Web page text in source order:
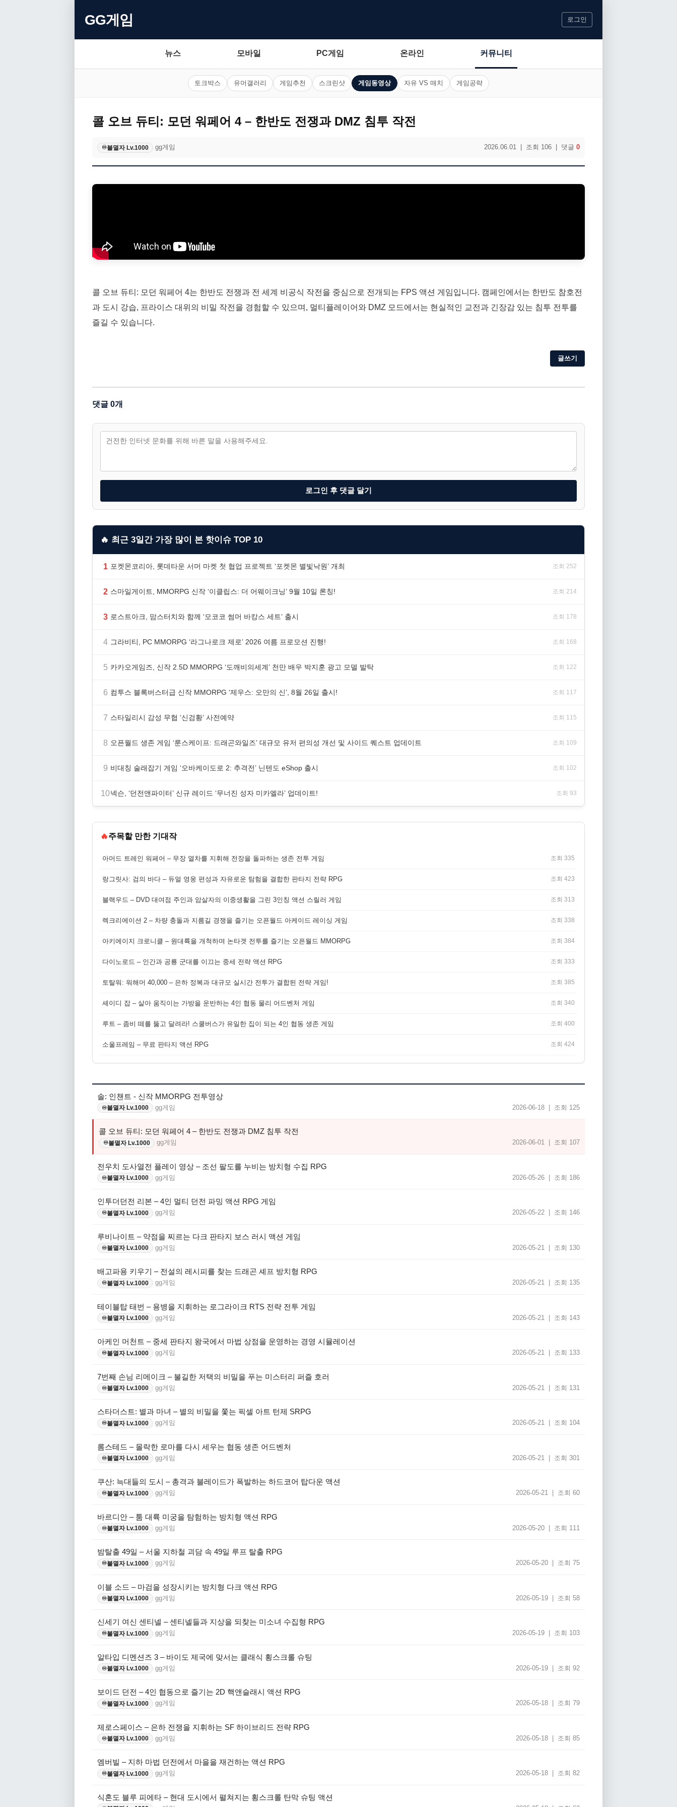
GG게임 로그인
뉴스 모바일 PC게임 온라인 커뮤니티
토크박스 유머갤러리 게임추천 스크린샷 게임동영상 자유 VS 매치 게임공략
콜 오브 듀티: 모던 워페어 4 – 한반도 전쟁과 DMZ 침투 작전
♾️불멸자 Lv.1000 gg게임 2026.06.01 | 조회 106 | 댓글 0
콜 오브 듀티: 모던 워페어 4는 한반도 전쟁과 전 세계 비공식 작전을 중심으로 전개되는 FPS 액션 게임입니다. 캠페인에서는 한반도 참호전
과 도시 강습, 프라이스 대위의 비밀 작전을 경험할 수 있으며, 멀티플레이어와 DMZ 모드에서는 현실적인 교전과 긴장감 있는 침투 전투를
즐길 수 있습니다.
글쓰기
댓글 0개
로그인 후 댓글 달기
🔥 최근 3일간 가장 많이 본 핫이슈 TOP 10
1 포켓몬코리아, 롯데타운 서머 마켓 첫 협업 프로젝트 ‘포켓몬 별빛낙원’ 개최 조회 252
2 스마일게이트, MMORPG 신작 ‘이클립스: 더 어웨이크닝’ 9월 10일 론칭! 조회 214
3 로스트아크, 맘스터치와 함께 ‘모코코 썸머 바캉스 세트’ 출시 조회 178
4 그라비티, PC MMORPG ‘라그나로크 제로’ 2026 여름 프로모션 진행! 조회 168
5 카카오게임즈, 신작 2.5D MMORPG ‘도깨비의세계’ 천만 배우 박지훈 광고 모델 발탁 조회 122
6 컴투스 블록버스터급 신작 MMORPG ‘제우스: 오만의 신’, 8월 26일 출시! 조회 117
7 스타일리시 감성 무협 ‘신검황’ 사전예약 조회 115
8 오픈월드 생존 게임 ‘룬스케이프: 드래곤와일즈’ 대규모 유저 편의성 개선 및 사이드 퀘스트 업데이트 조회 109
9 비대칭 술래잡기 게임 ‘오바케이도로 2: 추격전’ 닌텐도 eShop 출시 조회 102
10넥슨, ‘던전앤파이터’ 신규 레이드 ‘무너진 성자 미카엘라’ 업데이트! 조회 93
🔥주목할 만한 기대작
아머드 트레인 워페어 – 무장 열차를 지휘해 전장을 돌파하는 생존 전투 게임 조회 335
랑그릿사: 검의 바다 – 듀얼 영웅 편성과 자유로운 탐험을 결합한 판타지 전략 RPG 조회 423
블랙우드 – DVD 대여점 주인과 암살자의 이중생활을 그린 3인칭 액션 스릴러 게임 조회 313
렉크리에이션 2 – 차량 충돌과 지름길 경쟁을 즐기는 오픈월드 아케이드 레이싱 게임 조회 338
아키에이지 크로니클 – 원대륙을 개척하며 논타겟 전투를 즐기는 오픈월드 MMORPG 조회 384
다이노로드 – 인간과 공룡 군대를 이끄는 중세 전략 액션 RPG 조회 333
토탈워: 워해머 40,000 – 은하 정복과 대규모 실시간 전투가 결합된 전략 게임! 조회 385
셰이디 잡 – 살아 움직이는 가방을 운반하는 4인 협동 물리 어드벤처 게임 조회 340
루트 – 좀비 떼를 뚫고 달려라! 스쿨버스가 유일한 집이 되는 4인 협동 생존 게임 조회 400
소울프레임 – 무료 판타지 액션 RPG 조회 424
솔: 인챈트 - 신작 MMORPG 전투영상
♾️불멸자 Lv.1000 gg게임 2026-06-18 | 조회 125
콜 오브 듀티: 모던 워페어 4 – 한반도 전쟁과 DMZ 침투 작전
♾️불멸자 Lv.1000 gg게임 2026-06-01 | 조회 107
전우치 도사열전 플레이 영상 – 조선 팔도를 누비는 방치형 수집 RPG
♾️불멸자 Lv.1000 gg게임 2026-05-26 | 조회 186
인투더던전 리본 – 4인 멀티 던전 파밍 액션 RPG 게임
♾️불멸자 Lv.1000 gg게임 2026-05-22 | 조회 146
루비나이트 – 약점을 찌르는 다크 판타지 보스 러시 액션 게임
♾️불멸자 Lv.1000 gg게임 2026-05-21 | 조회 130
배고파용 키우기 – 전설의 레시피를 찾는 드래곤 셰프 방치형 RPG
♾️불멸자 Lv.1000 gg게임 2026-05-21 | 조회 135
테이블탑 태번 – 용병을 지휘하는 로그라이크 RTS 전략 전투 게임
♾️불멸자 Lv.1000 gg게임 2026-05-21 | 조회 143
아케인 머천트 – 중세 판타지 왕국에서 마법 상점을 운영하는 경영 시뮬레이션
♾️불멸자 Lv.1000 gg게임 2026-05-21 | 조회 133
7번째 손님 리메이크 – 불길한 저택의 비밀을 푸는 미스터리 퍼즐 호러
♾️불멸자 Lv.1000 gg게임 2026-05-21 | 조회 131
스타더스트: 별과 마녀 – 별의 비밀을 쫓는 픽셀 아트 턴제 SRPG
♾️불멸자 Lv.1000 gg게임 2026-05-21 | 조회 104
롬스테드 – 몰락한 로마를 다시 세우는 협동 생존 어드벤처
♾️불멸자 Lv.1000 gg게임 2026-05-21 | 조회 301
쿠산: 늑대들의 도시 – 총격과 블레이드가 폭발하는 하드코어 탑다운 액션
♾️불멸자 Lv.1000 gg게임 2026-05-21 | 조회 60
바르디안 – 툼 대륙 미궁을 탐험하는 방치형 액션 RPG
♾️불멸자 Lv.1000 gg게임 2026-05-20 | 조회 111
밤탈출 49일 – 서울 지하철 괴담 속 49일 루프 탈출 RPG
♾️불멸자 Lv.1000 gg게임 2026-05-20 | 조회 75
이블 소드 – 마검을 성장시키는 방치형 다크 액션 RPG
♾️불멸자 Lv.1000 gg게임 2026-05-19 | 조회 58
신세기 여신 센티넬 – 센티넬들과 지상을 되찾는 미소녀 수집형 RPG
♾️불멸자 Lv.1000 gg게임 2026-05-19 | 조회 103
알타입 디멘션즈 3 – 바이도 제국에 맞서는 클래식 횡스크롤 슈팅
♾️불멸자 Lv.1000 gg게임 2026-05-19 | 조회 92
보이드 던전 – 4인 협동으로 즐기는 2D 핵앤슬래시 액션 RPG
♾️불멸자 Lv.1000 gg게임 2026-05-18 | 조회 79
제로스페이스 – 은하 전쟁을 지휘하는 SF 하이브리드 전략 RPG
♾️불멸자 Lv.1000 gg게임 2026-05-18 | 조회 85
엠버빌 – 지하 마법 던전에서 마을을 재건하는 액션 RPG
♾️불멸자 Lv.1000 gg게임 2026-05-18 | 조회 82
식혼도 블루 피에타 – 현대 도시에서 펼쳐지는 횡스크롤 탄막 슈팅 액션